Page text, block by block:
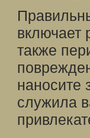
включает
также
наносите
служила